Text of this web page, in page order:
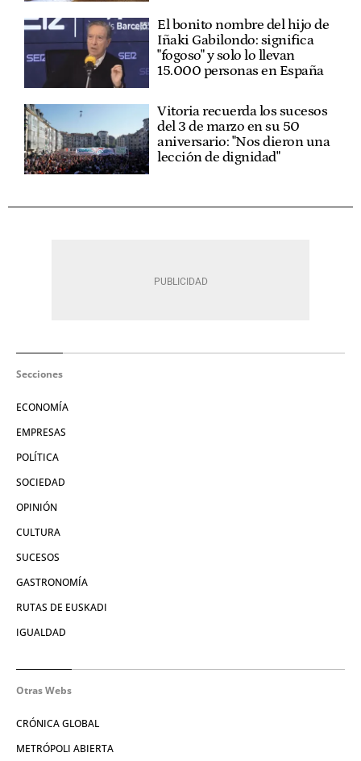
El bonito nombre del hijo de
Iñaki Gabilondo: significa
"fogoso" y solo lo llevan
15.000 personas en España
Vitoria recuerda los sucesos
del 3 de marzo en su 50
aniversario: "Nos dieron una
lección de dignidad"
Secciones
ECONOMÍA
EMPRESAS
POLÍTICA
SOCIEDAD
OPINIÓN
CULTURA
SUCESOS
GASTRONOMÍA
RUTAS DE EUSKADI
IGUALDAD
Otras Webs
CRÓNICA GLOBAL
METRÓPOLI ABIERTA